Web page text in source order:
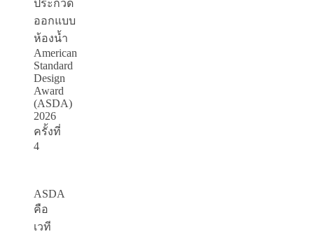
ประกวด
ออกแบบ
ห้องน้ำ
American
Standard
Design
Award
(ASDA)
2026
ครั้งที่
4
ASDA
คือ
เวที